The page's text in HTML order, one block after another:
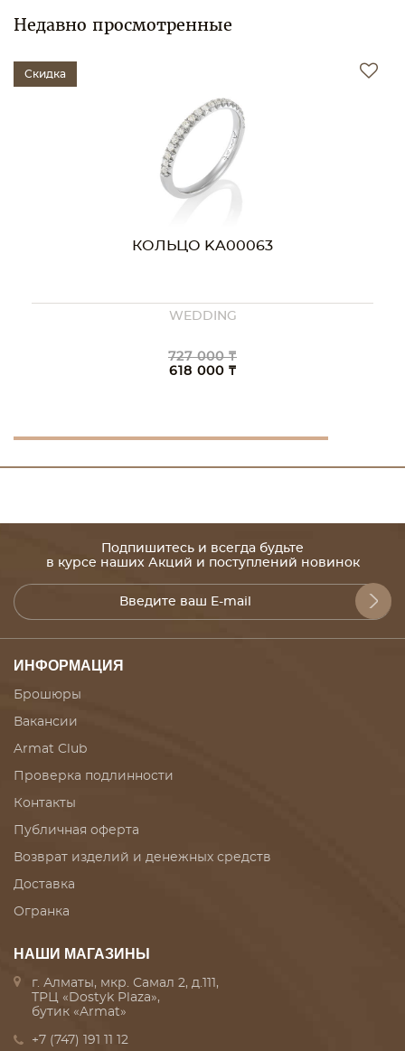
Недавно просмотренные
Скидка
КОЛЬЦО KA00063
WEDDING
727 000 ₸
618 000 ₸
Подпишитесь и всегда будьте
в курсе наших Акций и поступлений новинок
ИНФОРМАЦИЯ
Брошюры
Вакансии
Armat Club
Проверка подлинности
Контакты
Публичная оферта
Возврат изделий и денежных средств
Доставка
Огранка
НАШИ МАГАЗИНЫ
г. Алматы, мкр. Самал 2, д.111,
ТРЦ «Dostyk Plaza»,
бутик «Armat»
+7 (747) 191 11 12